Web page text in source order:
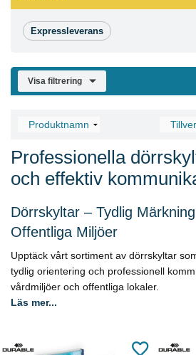
Expressleverans
Visa filtrering
Professionella
och effektiv
Dörrskyltar – Tydlig
Offentliga Miljöer
Upptäck vårt sortiment av dörrskyltar
tydlig orientering och professionell
vårdmiljöer och offentliga lokaler.
Läs mer...